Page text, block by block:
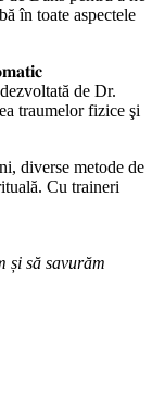
în toate aspectele
de Dr.
traumelor fizice şi
diverse metode de
Cu traineri
și să savurăm